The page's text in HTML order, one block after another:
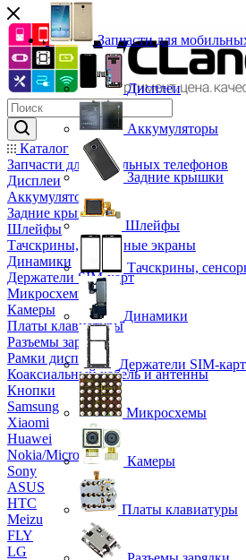
Каталог
Запчасти для мобильных телефонов
Дисплеи
Аккумуляторы
Задние крышки
Шлейфы
Тачскрины, сенсорные экраны
Динамики
Держатели SIM-карт
Микросхемы
Камеры
Платы клавиатуры
Разъемы зарядки
Рамки дисплея
Коаксиальный кабель и антенны
Кнопки
Samsung
Xiaomi
Huawei
Nokia/Microsoft
Sony
ASUS
HTC
Meizu
FLY
LG
Запчасти для
Дисплеи
Аккумуляторы
Задние крышки
Шлейфы
Тачскрины,
Динамики
Держатели SIM-карт
Микросхемы
Камеры
Платы клавиатуры